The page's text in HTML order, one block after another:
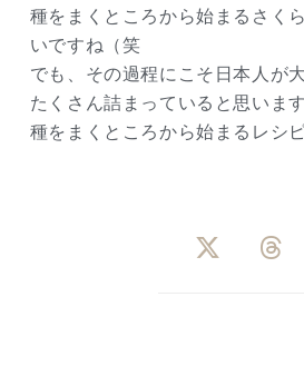
種をまくところから始まるさく
いですね（笑
でも、その過程にこそ日本人が
たくさん詰まっていると思います
種をまくところから始まるレシ